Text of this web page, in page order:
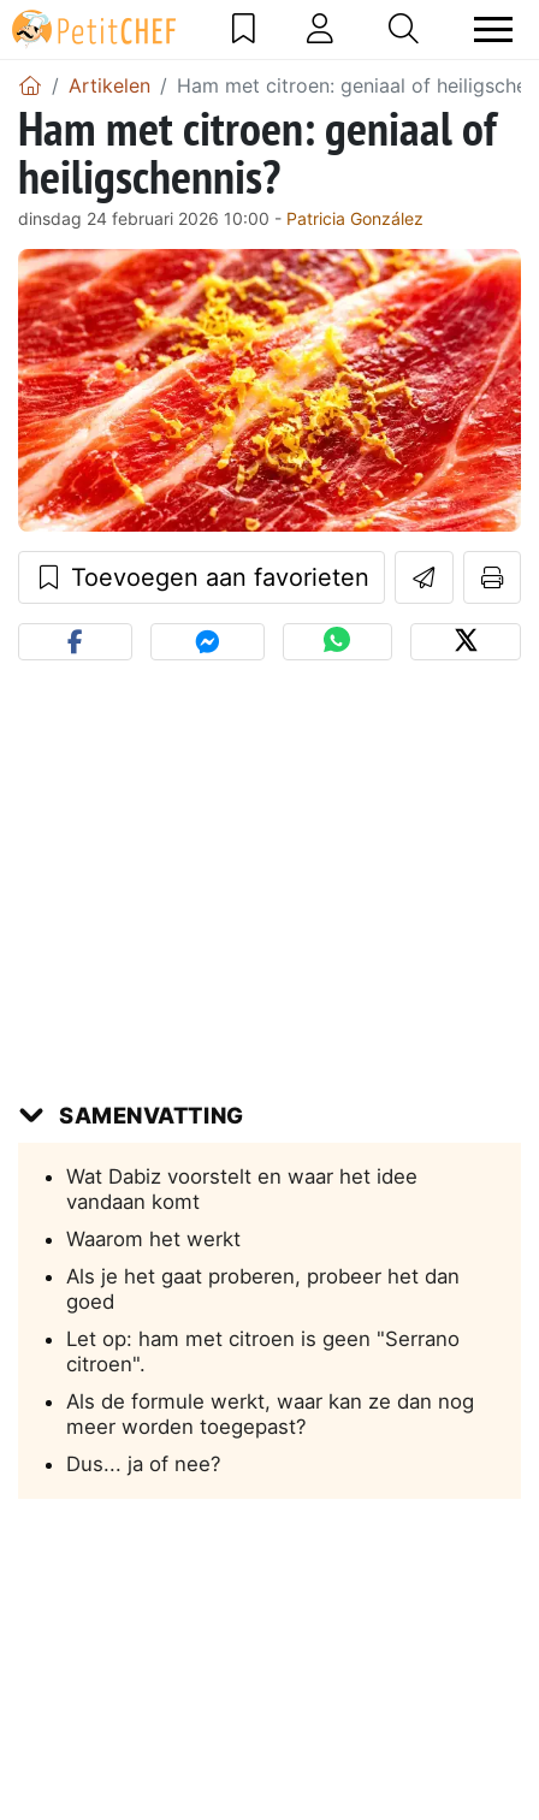
Artikelen Ham met citroen: geniaal of
Ham met citroen: geniaal of
heiligschennis?
dinsdag 24 februari 2026 10:00 - Patricia González
Toevoegen aan favorieten
SAMENVATTING
Wat Dabiz voorstelt en waar het idee
vandaan komt
Waarom het werkt
Als je het gaat proberen, probeer het dan
goed
Let op: ham met citroen is geen "Serrano
citroen".
Als de formule werkt, waar kan ze dan nog
meer worden toegepast?
Dus... ja of nee?